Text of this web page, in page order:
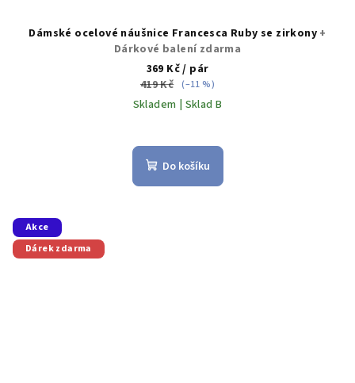
Dámské ocelové náušnice Francesca Ruby se zirkony +
Dárkové balení zdarma
369 Kč/ pár
419 Kč (–11 %)
Skladem | Sklad B
Do košíku
Akce
Dárek zdarma